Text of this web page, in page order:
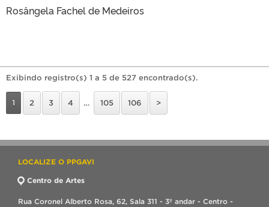
Rosângela Fachel de Medeiros
Exibindo registro(s) 1 a 5 de 527 encontrado(s).
1 2 3 4 … 105 106 >
LOCALIZE O PPGAVI
Centro de Artes
Rua Coronel Alberto Rosa, 62, Sala 311 - 3º andar - Centro -